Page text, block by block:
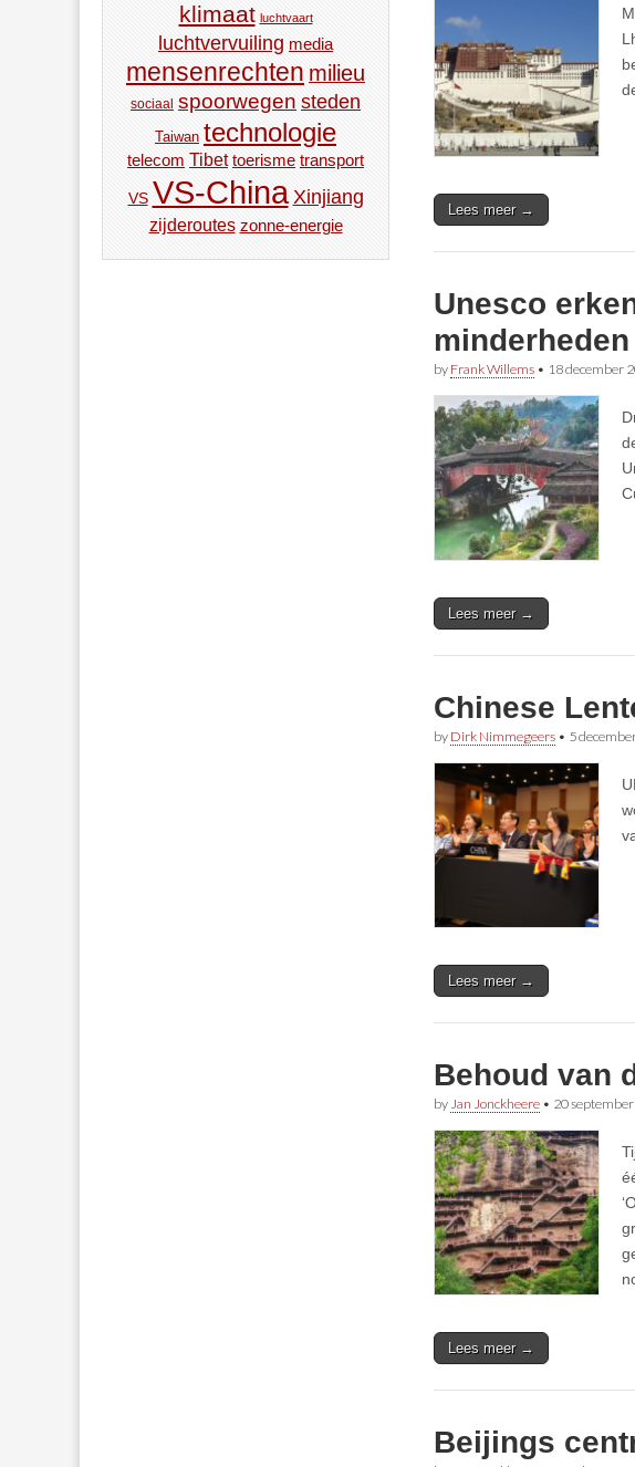
Lees meer →
Unesco
minderheden
by Frank Willems • 18 december
Lees meer →
Chinese
by Dirk Nimmegeers • 5
Lees meer →
Behoud van
by Jan Jonckheere • 20
Lees meer →
Beijings
klimaat luchtvaart
luchtvervuiling media
mensenrechten milieu
sociaal spoorwegen steden
Taiwan technologie
telecom Tibet toerisme transport
VS VS-China Xinjiang
zijderoutes zonne-energie